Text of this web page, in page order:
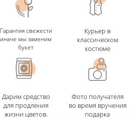
Гарантия свежести
иначе мы заменим
букет
Курьер в
классическом
костюме
Дарим средство
для продления
жизни цветов.
Фото получателя
во время вручения
подарка